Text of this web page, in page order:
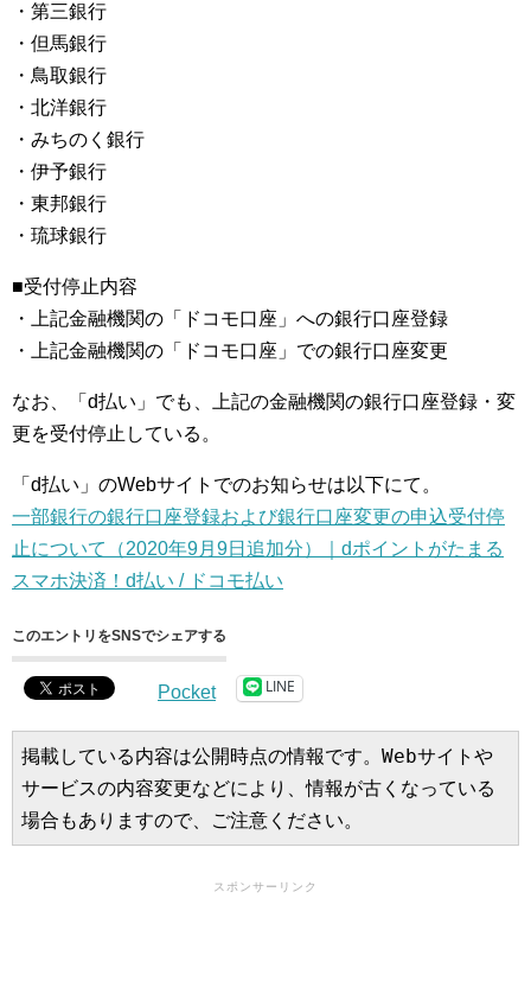
・第三銀行
・但馬銀行
・鳥取銀行
・北洋銀行
・みちのく銀行
・伊予銀行
・東邦銀行
・琉球銀行
■受付停止内容
・上記金融機関の「ドコモ口座」への銀行口座登録
・上記金融機関の「ドコモ口座」での銀行口座変更
なお、「d払い」でも、上記の金融機関の銀行口座登録・変
更を受付停止している。
「d払い」のWebサイトでのお知らせは以下にて。
一部銀行の銀行口座登録および銀行口座変更の申込受付停
止について（2020年9月9日追加分）｜dポイントがたまる
スマホ決済！d払い / ドコモ払い
このエントリをSNSでシェアする
Pocket LINE
掲載している内容は公開時点の情報です。Webサイトや
サービスの内容変更などにより、情報が古くなっている
場合もありますので、ご注意ください。
スポンサーリンク